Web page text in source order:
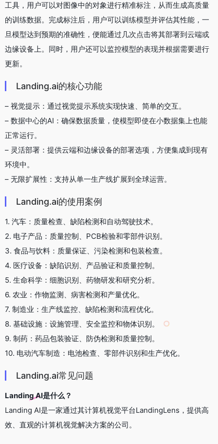
工具，用户可以对图像中的对象进行精准标注，从而生成高质量
的训练数据。完成标注后，用户可以训练模型并评估其性能，一
旦模型达到预期的准确性，便能通过几次点击将其部署到云端或
边缘设备上。同时，用户还可以监控模型的表现并根据需要进行
更新。
Landing.ai的核心功能
– 视觉提示：通过视觉提示系统实现快速、简单的交互。
– 数据中心的AI：确保数据质量，使模型即使在小数据集上也能
正常运行。
– 灵活部署：提供云端和边缘设备的部署选项，方便集成到现有
环境中。
– 无限扩展性：支持从单一生产线扩展到全球运营。
Landing.ai的使用案例
1. 汽车：质量检查、缺陷检测和自动驾驶技术。
2. 电子产品：质量控制、PCB检验和零部件识别。
3. 食品与饮料：质量保证、污染检测和包装检查。
4. 医疗设备：缺陷识别、产品验证和质量控制。
5. 生命科学：细胞识别、药物研发和研究分析。
6. 农业：作物监测、病害检测和产量优化。
7. 制造业：生产线监控、缺陷检测和流程优化。
8. 基础设施：设施管理、安全监控和物体识别。
9. 制药：药品包装验证、防伪检测和质量控制。
10. 电动汽车制造：电池检查、零部件识别和生产优化。
Landing.ai常见问题
Landing AI是什么？
Landing AI是一家通过其计算机视觉平台LandingLens，提供高
效、直观的计算机视觉解决方案的公司。